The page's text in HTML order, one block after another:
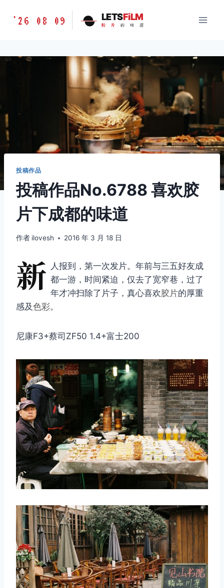
胶
味
'26 08 09 LETSFiLM
胶 片 的 味 道
投稿作品
投稿作品No.6788 喜欢胶
片下成都的味道
作者 ilovesh 2016 年 3 月 18 日
新 人报到，第一次发片。年前与三五好友成
都一游，时间紧迫，仅去了宽窄巷，过了
年才冲扫除了片子，真心喜欢胶片的厚重
感及色彩。
尼康F3+蔡司ZF50 1.4+富士200